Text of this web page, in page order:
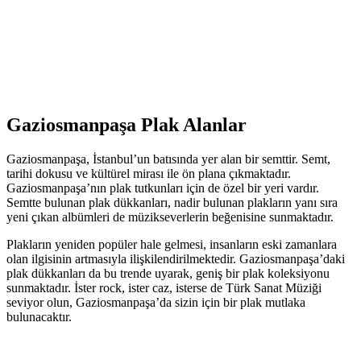
Gaziosmanpaşa Plak Alanlar
Gaziosmanpaşa, İstanbul’un batısında yer alan bir semttir. Semt,
tarihi dokusu ve kültürel mirası ile ön plana çıkmaktadır.
Gaziosmanpaşa’nın plak tutkunları için de özel bir yeri vardır.
Semtte bulunan plak dükkanları, nadir bulunan plakların yanı sıra
yeni çıkan albümleri de müzikseverlerin beğenisine sunmaktadır.
Plakların yeniden popüler hale gelmesi, insanların eski zamanlara
olan ilgisinin artmasıyla ilişkilendirilmektedir. Gaziosmanpaşa’daki
plak dükkanları da bu trende uyarak, geniş bir plak koleksiyonu
sunmaktadır. İster rock, ister caz, isterse de Türk Sanat Müziği
seviyor olun, Gaziosmanpaşa’da sizin için bir plak mutlaka
bulunacaktır.